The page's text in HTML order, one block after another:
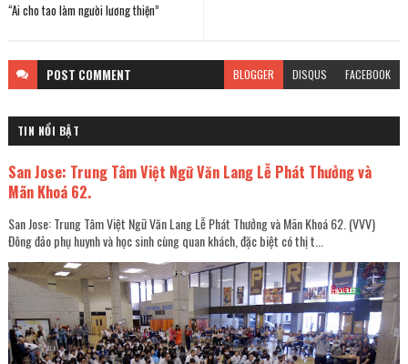
“Ai cho tao làm người lương thiện”
POST COMMENT BLOGGER DISQUS FACEBOOK
TIN NỔI BẬT
San Jose: Trung Tâm Việt Ngữ Văn Lang Lễ Phát Thưởng và
Mãn Khoá 62.
San Jose: Trung Tâm Việt Ngữ Văn Lang Lễ Phát Thưởng và Mãn Khoá 62. (VVV)
Đông đảo phụ huynh và học sinh cùng quan khách, đặc biệt có thị t...